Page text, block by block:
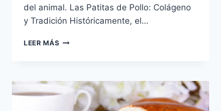
del animal. Las Patitas de Pollo: Colágeno
y Tradición Históricamente, el…
LEER MÁS HAS
POLLO?